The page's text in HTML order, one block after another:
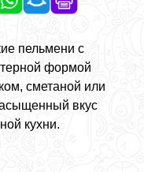
пельмени с
формой
сметаной или
вкус
кухни.